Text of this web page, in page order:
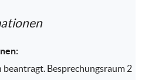
Besprechungsraum 2